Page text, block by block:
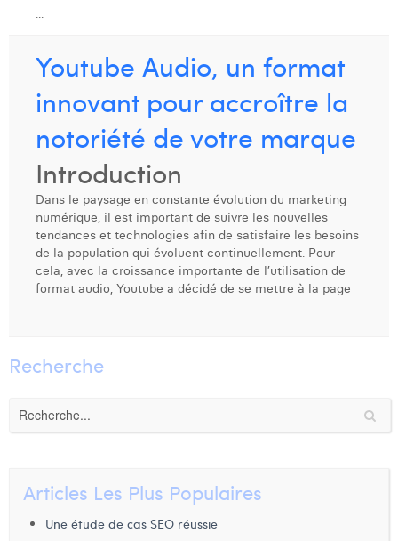
...
Youtube Audio, un format
innovant pour accroître la
notoriété de votre marque
Introduction
Dans le paysage en constante évolution du marketing
numérique, il est important de suivre les nouvelles
tendances et technologies afin de satisfaire les besoins
de la population qui évoluent continuellement. Pour
cela, avec la croissance importante de l’utilisation de
format audio, Youtube a décidé de se mettre à la page
...
Recherche
Articles Les Plus Populaires
Une étude de cas SEO réussie